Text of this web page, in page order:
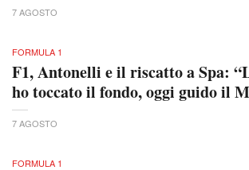
7 AGOSTO
FORMULA 1
F1, Antonelli e il riscatto a Spa:
ho toccato il fondo, oggi guido il
7 AGOSTO
FORMULA 1